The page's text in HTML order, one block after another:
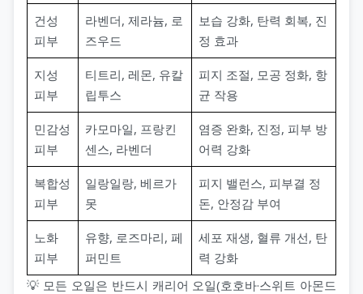
건성
피부
라벤더, 제라늄, 로
즈우드
보습 강화, 탄력 회복, 진
정 효과
지성
피부
티트리, 레몬, 유칼
립투스
피지 조절, 모공 정화, 항
균 작용
민감성
피부
카모마일, 프랑킨
센스, 라벤더
염증 완화, 진정, 피부 방
어력 강화
복합성
피부
일랑일랑, 베르가
못
피지 밸런스, 피부결 정
돈, 안정감 부여
노화
피부
유향, 로즈마리, 페
퍼민트
세포 재생, 혈류 개선, 탄
력 강화
💡 모든 오일은 반드시 캐리어 오일(호호바·스위트 아몬드